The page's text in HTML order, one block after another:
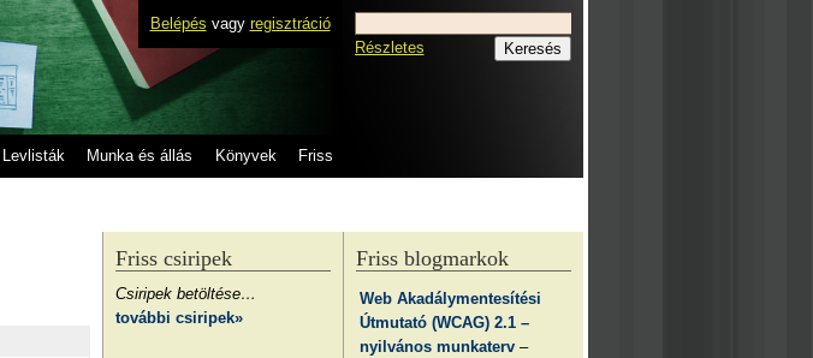
Belépés vagy regisztráció
Levlisták Munka és állás Könyvek Friss
Részletes
Friss blogmarkok
Web Akadálymentesítési
Útmutató (WCAG) 2.1 –
nyilvános munkaterv –
Friss csiripek
Csiripek betöltése…
további csiripek»